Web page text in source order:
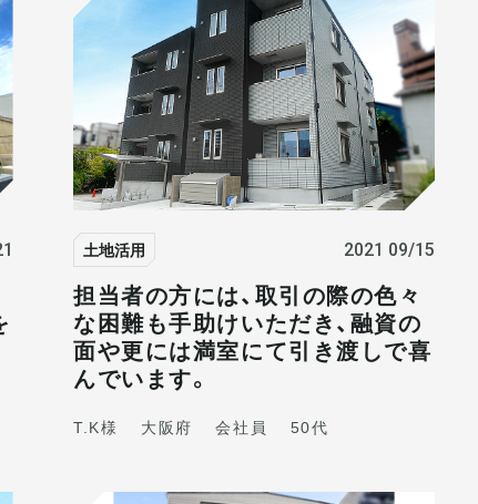
土地活用 2021 09/15
担当者の方には、取引の際の色々
な困難も手助けいただき、融資の
面や更には満室にて引き渡しで喜
んでいます。
T.K様 大阪府 会社員 50代